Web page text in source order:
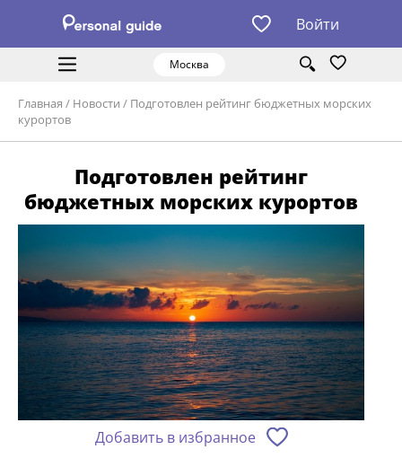
Войти
Москва
Главная / Новости / Подготовлен рейтинг бюджетных морских
курортов
Подготовлен рейтинг
бюджетных морских курортов
Добавить в избранное